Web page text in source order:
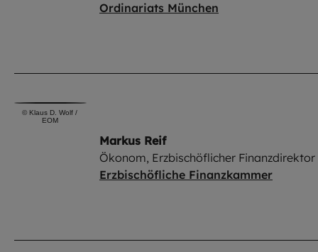
Ordinariats München
© Klaus D. Wolf /
EOM
Markus Reif
Ökonom, Erzbischöflicher Finanzdirektor
Erzbischöfliche Finanzkammer